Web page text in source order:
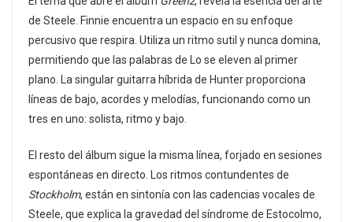
de Steele. Finnie encuentra un espacio en su enfoque
percusivo que respira. Utiliza un ritmo sutil y nunca domina,
permitiendo que las palabras de Lo se eleven al primer
plano. La singular guitarra híbrida de Hunter proporciona
líneas de bajo, acordes y melodías, funcionando como un
tres en uno: solista, ritmo y bajo.
El resto del álbum sigue la misma línea, forjado en sesiones
espontáneas en directo. Los ritmos contundentes de
Stockholm, están en sintonía con las cadencias vocales de
Steele, que explica la gravedad del síndrome de Estocolmo,